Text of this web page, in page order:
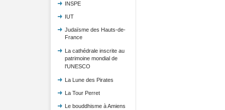
INSPE
IUT
Judaïsme des Hauts-de-
France
La cathédrale inscrite au
patrimoine mondial de
l'UNESCO
La Lune des Pirates
La Tour Perret
Le bouddhisme à Amiens